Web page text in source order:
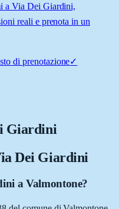
a Via Dei Giardini,
reali e prenota in un
di prenotazione✓
Giardini
Dei Giardini
a Valmontone?